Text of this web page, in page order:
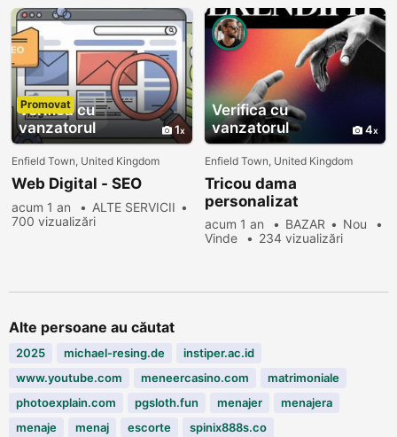
Verifica cu
vanzatorul
1
Promovat
Enfield Town, United Kingdom
Web Digital - SEO
acum 1 an
ALTE SERVICII
700 vizualizări
Verifica cu
vanzatorul
4
Enfield Town, United Kingdom
Tricou dama
personalizat
acum 1 an BAZAR
Nou
Vinde
234 vizualizări
Alte persoane au căutat
2025 michael-resing.de
instiper.ac.id
www.youtube.com
meneercasino.com
matrimoniale
photoexplain.com
pgsloth.fun menajer
menajera
menaje
menaj escorte spinix888s.co